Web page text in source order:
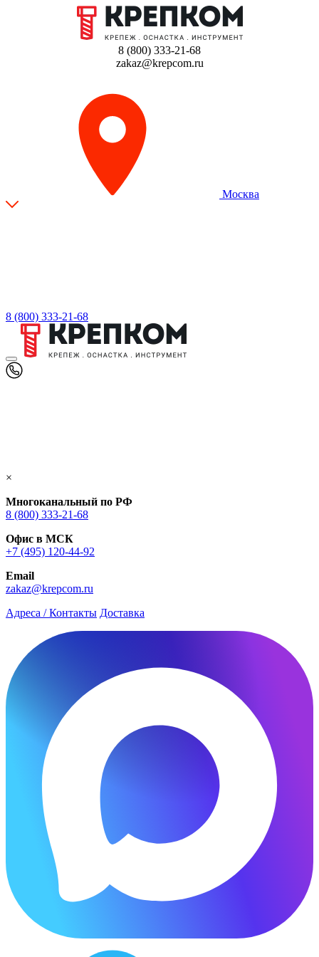
8 (800) 333-21-68
zakaz@krepcom.ru
Москва
8 (800) 333-21-68
×
Многоканальный по РФ
8 (800) 333‑21-68
Офис в МСК
+7 (495) 120-44-92
Email
zakaz@krepcom.ru
Адреса / Контакты Доставка